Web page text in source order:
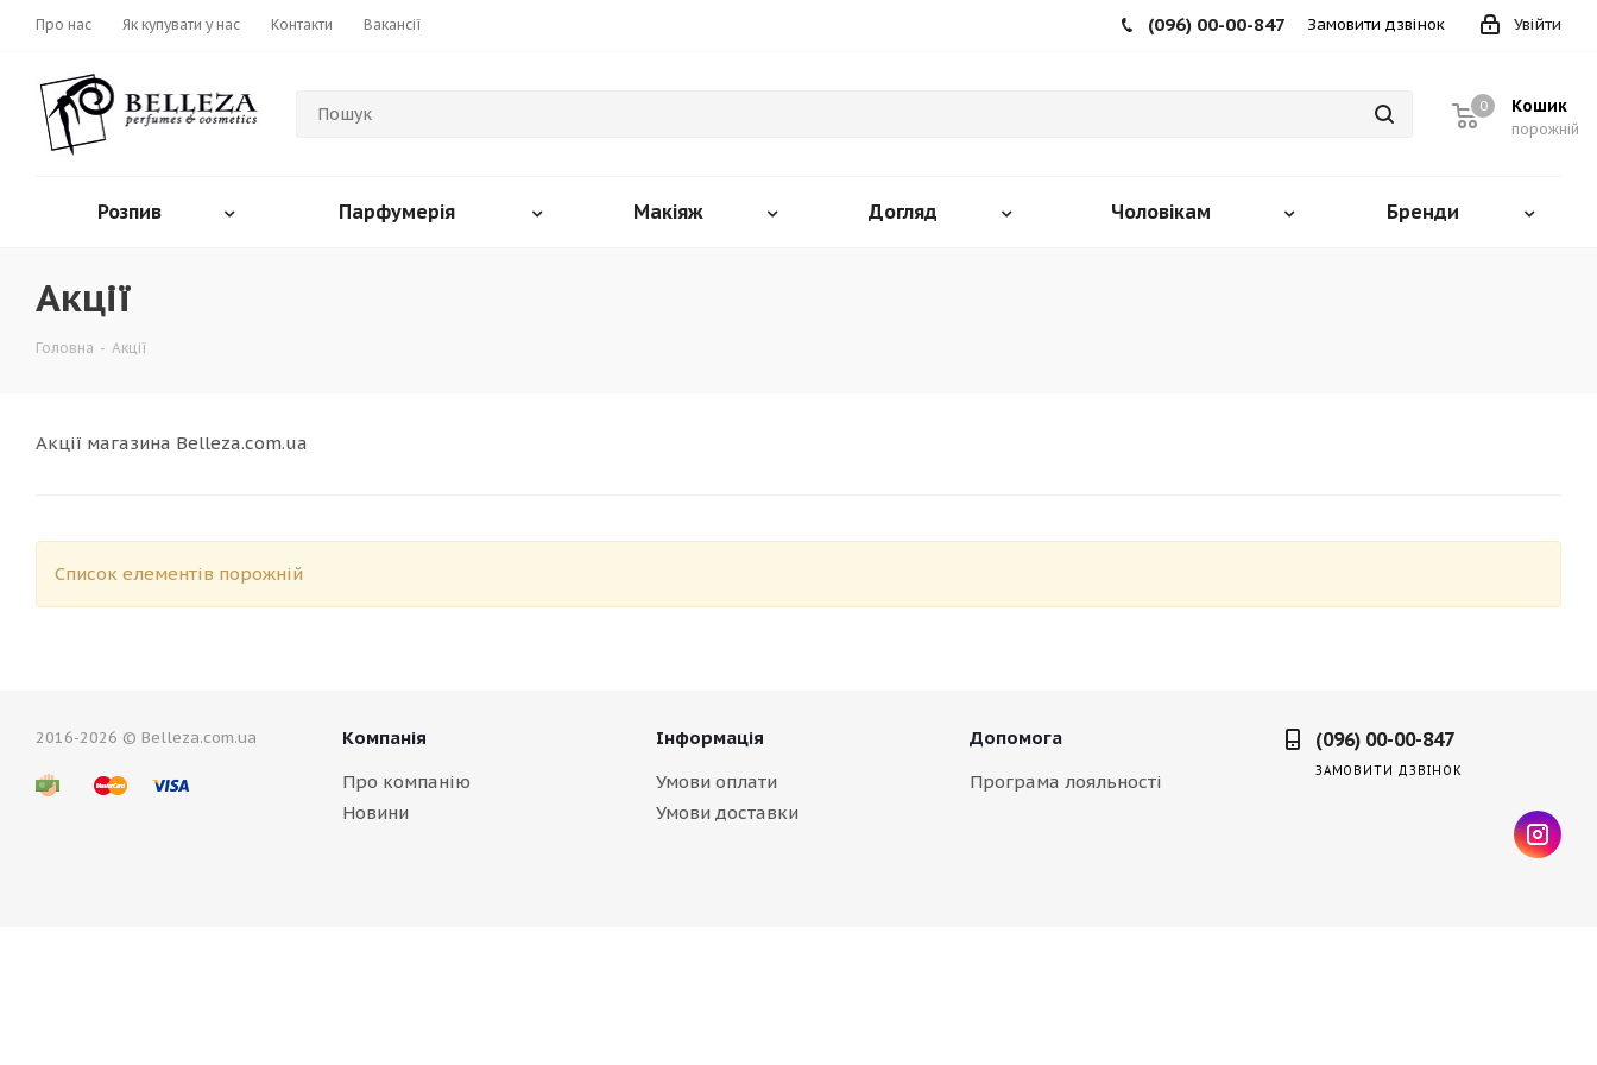
Про нас Як купувати у нас Контакти Вакансії Увійти
(096) 00-00-847 Замовити дзвінок
Кошик
порожній
0
Розпив Парфумерія Макіяж Догляд Чоловікам Бренди
Акції
Головна - Акції
Акції магазина Belleza.com.ua
Список елементів порожній
2016-2026 © Belleza.com.ua
Компанія
Про компанію
Новини
Інформація
Умови оплати
Умови доставки
Допомога
Програма лояльності
(096) 00-00-847
ЗАМОВИТИ ДЗВІНОК